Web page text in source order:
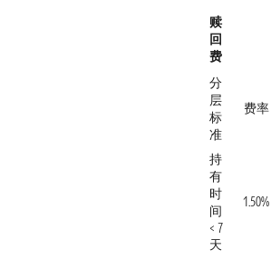
赎
回
费
分
层
标
准
费率
持
有
时
间
< 7
天
1.50%